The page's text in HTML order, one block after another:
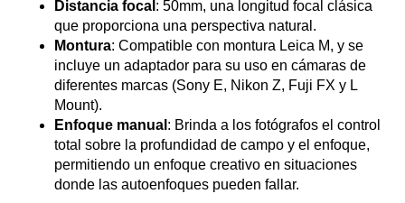
Distancia focal : 50mm, una longitud focal clásica
que proporciona una perspectiva natural.
Montura: Compatible con montura Leica M, y se
incluye un adaptador para su uso en cámaras de
diferentes marcas (Sony E, Nikon Z, Fuji FX y L
Mount).
Enfoque manual : Brinda a los fotógrafos el control
total sobre la profundidad de campo y el enfoque,
permitiendo un enfoque creativo en situaciones
donde las autoenfoques pueden fallar.